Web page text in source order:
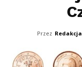
Przez Redakcja